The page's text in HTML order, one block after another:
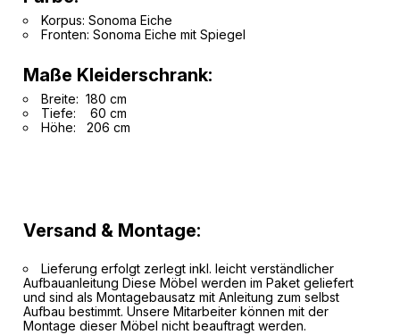
Korpus: Sonoma Eiche
Fronten: Sonoma Eiche mit Spiegel
Maße Kleiderschrank:
Breite: 180 cm
Tiefe: 60 cm
Höhe: 206 cm
Versand & Montage:
Lieferung erfolgt zerlegt inkl. leicht verständlicher
Aufbauanleitung Diese Möbel werden im Paket geliefert
und sind als Montagebausatz mit Anleitung zum selbst
Aufbau bestimmt. Unsere Mitarbeiter können mit der
Montage dieser Möbel nicht beauftragt werden.